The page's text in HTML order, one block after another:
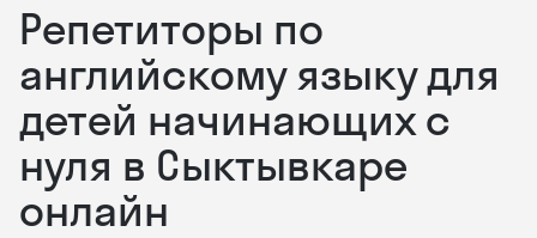
Репетиторы по
английскому языку для
детей начинающих с
нуля в Сыктывкаре
онлайн
Skysmart Chat